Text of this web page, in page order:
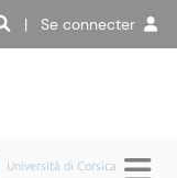
| Se connecter
Università di Corsica